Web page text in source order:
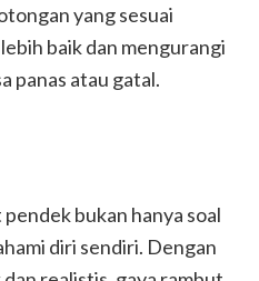
yang sesuai
baik dan mengurangi
panas atau gatal.
bukan hanya soal
diri sendiri. Dengan